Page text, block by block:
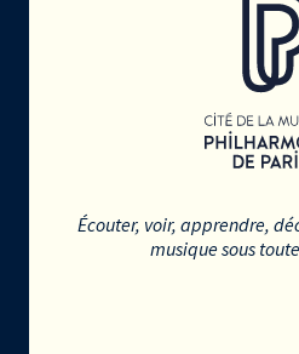
Écouter, voir, apprendre,
musique sous